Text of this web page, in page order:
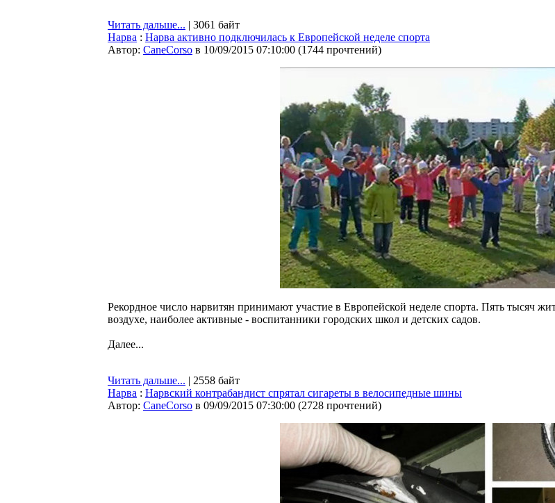
Читать дальше... | 3061 байт
Нарва : Нарва активно подключилась к Европейской неделе спорта
Автор: CaneCorso в 10/09/2015 07:10:00 (1744 прочтений)
Рекордное число нарвитян принимают участие в Европейской неделе спорта. Пять тысяч
воздухе, наиболее активные - воспитанники городских школ и детских садов.
Далее...
Читать дальше... | 2558 байт
Нарва : Нарвский контрабандист спрятал сигареты в велосипедные шины
Автор: CaneCorso в 09/09/2015 07:30:00 (2728 прочтений)